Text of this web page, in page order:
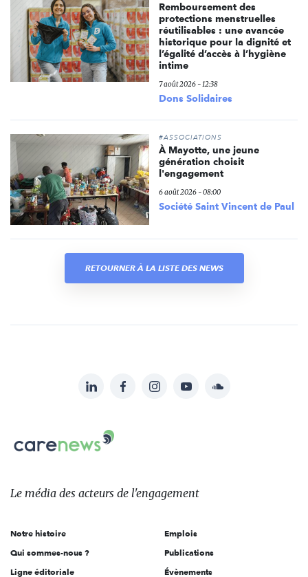
Remboursement des
protections menstruelles
réutilisables : une avancée
historique pour la dignité et
l’égalité d’accès à l’hygiène
intime
7 août 2026 - 12:38
Dons Solidaires
#ASSOCIATIONS
À Mayotte, une jeune
génération choisit
l'engagement
6 août 2026 - 08:00
Société Saint Vincent de Paul
RETOURNER À LA LISTE DES NEWS
sur:
LinkedInFacebookInstagramYouTubeSoundcloud
Carenews,
Le
des
l'engagement
Le média des acteurs de l'engagement
Notre histoire
Qui sommes-nous ?
Ligne éditoriale
Emplois
Publications
Évènements